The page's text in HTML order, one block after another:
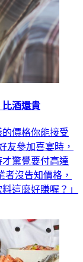
酒還貴
價格你能接受
友參加喜宴時，
驚覺要付高達
者沒告知價格，
這麼好賺喔？」